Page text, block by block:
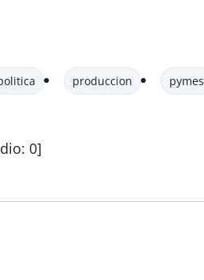
produccion pymes
: 0]